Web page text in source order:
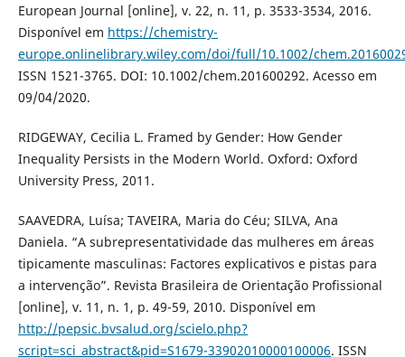
European Journal [online], v. 22, n. 11, p. 3533-3534, 2016.
Disponível em https://chemistry-
europe.onlinelibrary.wiley.com/doi/full/10.1002/
ISSN 1521-3765. DOI: 10.1002/chem.201600292. Acesso em
09/04/2020.
RIDGEWAY, Cecilia L. Framed by Gender: How Gender
Inequality Persists in the Modern World. Oxford: Oxford
University Press, 2011.
SAAVEDRA, Luísa; TAVEIRA, Maria do Céu; SILVA, Ana
Daniela. “A subrepresentatividade das mulheres em áreas
tipicamente masculinas: Factores explicativos e pistas para
a intervenção”. Revista Brasileira de Orientação Profissional
[online], v. 11, n. 1, p. 49-59, 2010. Disponível em
http://pepsic.bvsalud.org/scielo.php?
script=sci_abstract&pid=S1679-33902010000100006. ISSN